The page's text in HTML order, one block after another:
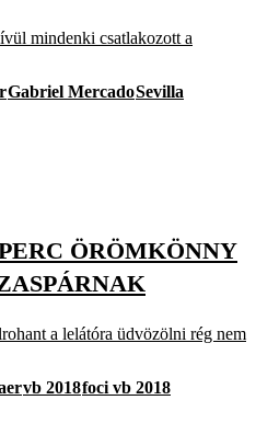
mindenki csatlakozott a
Gabriel MercadoSevilla
ÖRÖMKÖNNY
a lelátóra üdvözölni rég nem
vb 2018foci vb 2018